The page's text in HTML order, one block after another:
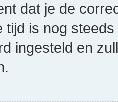
dat je de
tijd is nog
ingesteld en